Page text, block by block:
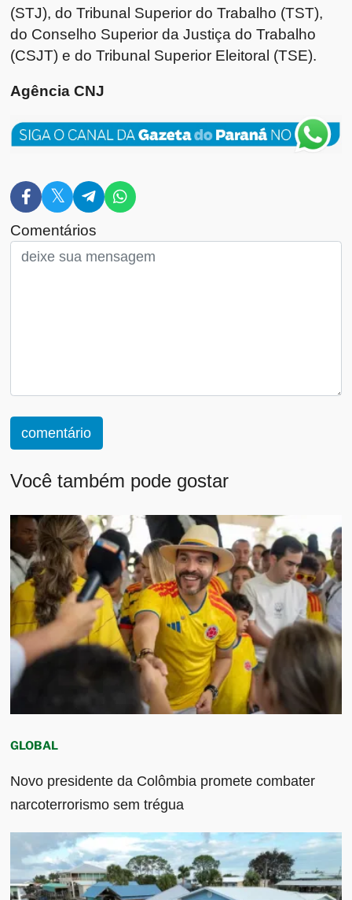
(STJ), do Tribunal Superior do Trabalho (TST),
do Conselho Superior da Justiça do Trabalho
(CSJT) e do Tribunal Superior Eleitoral (TSE).
Agência CNJ
Comentários
comentário
Você também pode gostar
GLOBAL
Novo presidente da Colômbia promete combater
narcoterrorismo sem trégua